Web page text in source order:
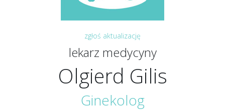
zgłoś aktualizację
lekarz medycyny
Olgierd Gilis
Ginekolog